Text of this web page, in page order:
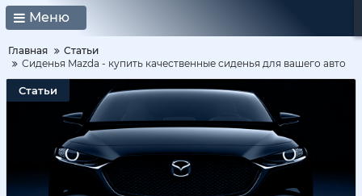
Меню
Главная
Статьи
Сиденья Mazda - купить качественные сиденья для вашего авто
Статьи